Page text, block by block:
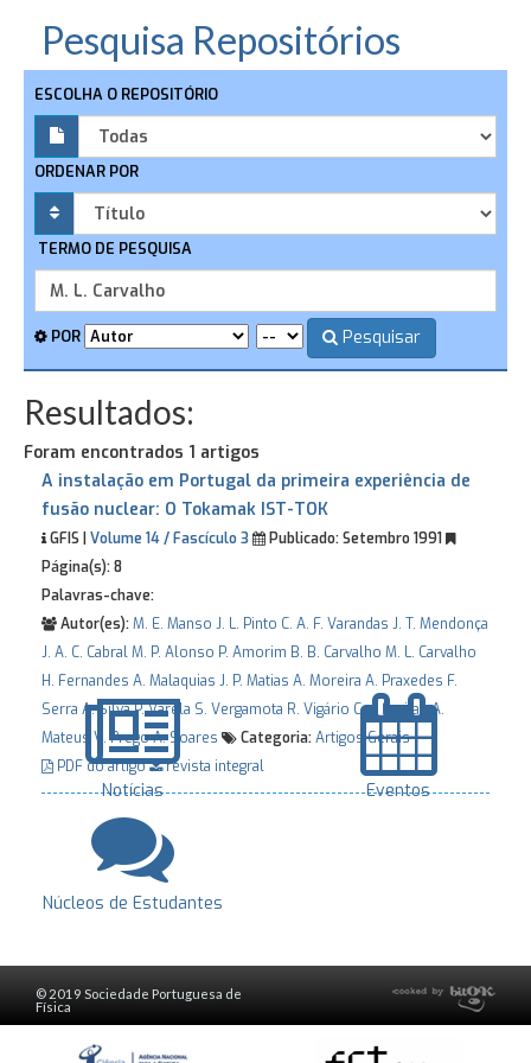
Pesquisa Repositórios
ESCOLHA O REPOSITÓRIO
ORDENAR POR
TERMO DE PESQUISA
POR Pesquisar
Resultados:
Foram encontrados 1 artigos
A instalação em Portugal da primeira experiência de
fusão nuclear: O Tokamak IST-TOK
GFIS | Volume 14 / Fascículo 3 Publicado:Setembro 1991
Página(s):8
Palavras-chave:
Autor(es):M. E. Manso J. L. Pinto C. A. F. Varandas J. T. Mendonça
J. A. C. CabralM. P. Alonso P. Amorim B. B. Carvalho M. L. Carvalho
H. Fernandes A. Malaquias J. P. Matias A. Moreira A. Praxedes F.
Serra A. SilvaP. Varela S. Vergamota R. Vigário C. J. FreitasA.
Mateus V. PregoA. Soares Categoria:Artigos Gerais
PDF do artigo
revista integral
Notícias Eventos
Núcleos de Estudantes
© 2019 Sociedade Portuguesa de
Física